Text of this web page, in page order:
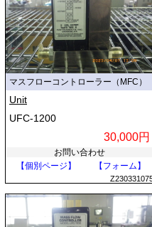
マスフローコントローラー（MFC）
Unit
UFC-1200
30,000円
お問い合わせ
【個別ページ】
【フォーム】